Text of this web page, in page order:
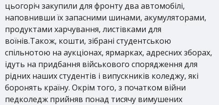
цьогоріч закупили для фронту два автомобілі,
наповнивши їх запасними шинами, акумуляторами,
продуктами харчування, листівками для
воїнів.Також, кошти, зібрані студентською
спільнотою на аукціонах, ярмарках, адресних зборах,
ідуть на придбання військового спорядження для
рідних наших студентів і випускників коледжу, які
боронять країну. Окрім того, з початком війни
педколедж прийняв понад тисячу вимушених